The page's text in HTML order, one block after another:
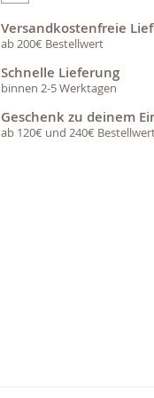
Versandkostenfreie
ab 200€ Bestellwert
Schnelle Lieferung
binnen 2-5 Werktagen
Geschenk zu deinem
ab 120€ und 240€